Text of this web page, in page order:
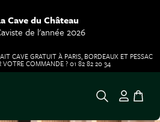
Cave du Château
de l'année 2026
CAVE GRATUIT À PARIS, BORDEAUX ET PESSAC
VOTRE COMMANDE ? 01 82 82 20 34